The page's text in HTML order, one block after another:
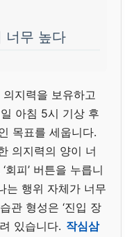
너무 높다
지력을 보유하고
아침 5시 기상 후
목표를 세웁니다.
의지력의 양이 너
피’ 버튼을 누릅니
는 행위 자체가 너무
관 형성은 ‘진입 장
있습니다. 작심삼